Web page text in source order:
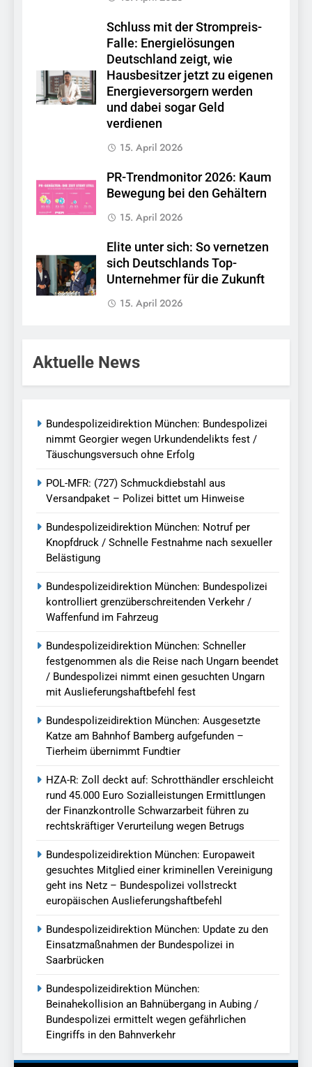
Schluss mit der Strompreis-
Falle: Energielösungen
Deutschland zeigt, wie
Hausbesitzer jetzt zu eigenen
Energieversorgern werden
und dabei sogar Geld
verdienen
15. April 2026
PR-Trendmonitor 2026: Kaum
Bewegung bei den Gehältern
15. April 2026
Elite unter sich: So vernetzen
sich Deutschlands Top-
Unternehmer für die Zukunft
15. April 2026
Aktuelle News
Bundespolizeidirektion München: Bundespolizei
nimmt Georgier wegen Urkundendelikts fest /
Täuschungsversuch ohne Erfolg
POL-MFR: (727) Schmuckdiebstahl aus
Versandpaket – Polizei bittet um Hinweise
Bundespolizeidirektion München: Notruf per
Knopfdruck / Schnelle Festnahme nach sexueller
Belästigung
Bundespolizeidirektion München: Bundespolizei
kontrolliert grenzüberschreitenden Verkehr /
Waffenfund im Fahrzeug
Bundespolizeidirektion München: Schneller
festgenommen als die Reise nach Ungarn beendet
/ Bundespolizei nimmt einen gesuchten Ungarn
mit Auslieferungshaftbefehl fest
Bundespolizeidirektion München: Ausgesetzte
Katze am Bahnhof Bamberg aufgefunden –
Tierheim übernimmt Fundtier
HZA-R: Zoll deckt auf: Schrotthändler erschleicht
rund 45.000 Euro Sozialleistungen Ermittlungen
der Finanzkontrolle Schwarzarbeit führen zu
rechtskräftiger Verurteilung wegen Betrugs
Bundespolizeidirektion München: Europaweit
gesuchtes Mitglied einer kriminellen Vereinigung
geht ins Netz – Bundespolizei vollstreckt
europäischen Auslieferungshaftbefehl
Bundespolizeidirektion München: Update zu den
Einsatzmaßnahmen der Bundespolizei in
Saarbrücken
Bundespolizeidirektion München:
Beinahekollision an Bahnübergang in Aubing /
Bundespolizei ermittelt wegen gefährlichen
Eingriffs in den Bahnverkehr